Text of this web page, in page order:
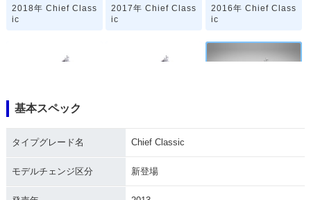
2018年 Chief Class
ic
2017年 Chief Class
ic
2016年 Chief Class
ic
基本スペック
タイプグレード名 Chief Classic
モデルチェンジ区分 新登場